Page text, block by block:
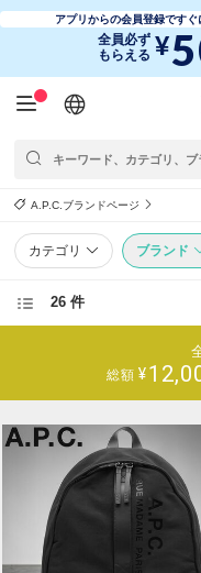
アプリからの会員登録ですぐ
全員必ず
もらえる ¥
日本語
English
简体中文
繁體中文
A.P.C.ブランドページ
カテゴリ ブランド
26 件
総額 ¥